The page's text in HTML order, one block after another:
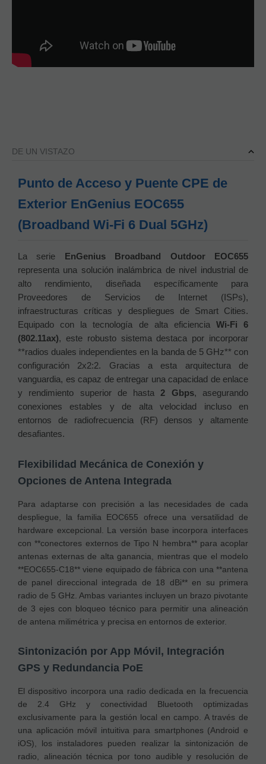
DE UN VISTAZO
Punto de Acceso y Puente CPE de
Exterior EnGenius EOC655
(Broadband Wi-Fi 6 Dual 5GHz)
La serie
EnGenius Broadband Outdoor EOC655
representa una solución inalámbrica de nivel industrial de
alto rendimiento, diseñada específicamente para
Proveedores de Servicios de Internet (ISPs),
infraestructuras críticas y despliegues de Smart Cities.
Equipado con la tecnología de alta eficiencia Wi-Fi 6
(802.11ax), este robusto sistema destaca por incorporar
**radios duales independientes en la banda de 5 GHz** con
configuración 2x2:2. Gracias a esta arquitectura de
vanguardia, es capaz de entregar una capacidad de enlace
y rendimiento superior de hasta2 Gbps, asegurando
conexiones estables y de alta velocidad incluso en
entornos de radiofrecuencia (RF) densos y altamente
desafiantes.
Flexibilidad Mecánica de Conexión y
Opciones de Antena Integrada
Para adaptarse con precisión a las necesidades de cada
despliegue, la familia EOC655 ofrece una versatilidad de
hardware excepcional. La versión base incorpora interfaces
con **conectores externos de Tipo N hembra** para acoplar
antenas externas de alta ganancia, mientras que el modelo
**EOC655-C18** viene equipado de fábrica con una **antena
de panel direccional integrada de 18 dBi** en su primera
radio de 5 GHz. Ambas variantes incluyen un brazo pivotante
de 3 ejes con bloqueo técnico para permitir una alineación
de antena milimétrica y precisa en entornos de exterior.
Sintonización por App Móvil, Integración
GPS y Redundancia PoE
El dispositivo incorpora una radio dedicada en la frecuencia
de 2.4 GHz y conectividad Bluetooth optimizadas
exclusivamente para la gestión local en campo. A través de
una aplicación móvil intuitiva para smartphones (Android e
iOS), los instaladores pueden realizar la sintonización de
radio, alineación técnica por tono audible y resolución de